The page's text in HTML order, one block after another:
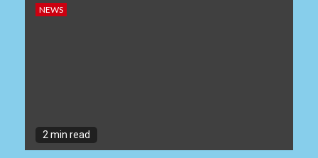
NEWS
2 min read